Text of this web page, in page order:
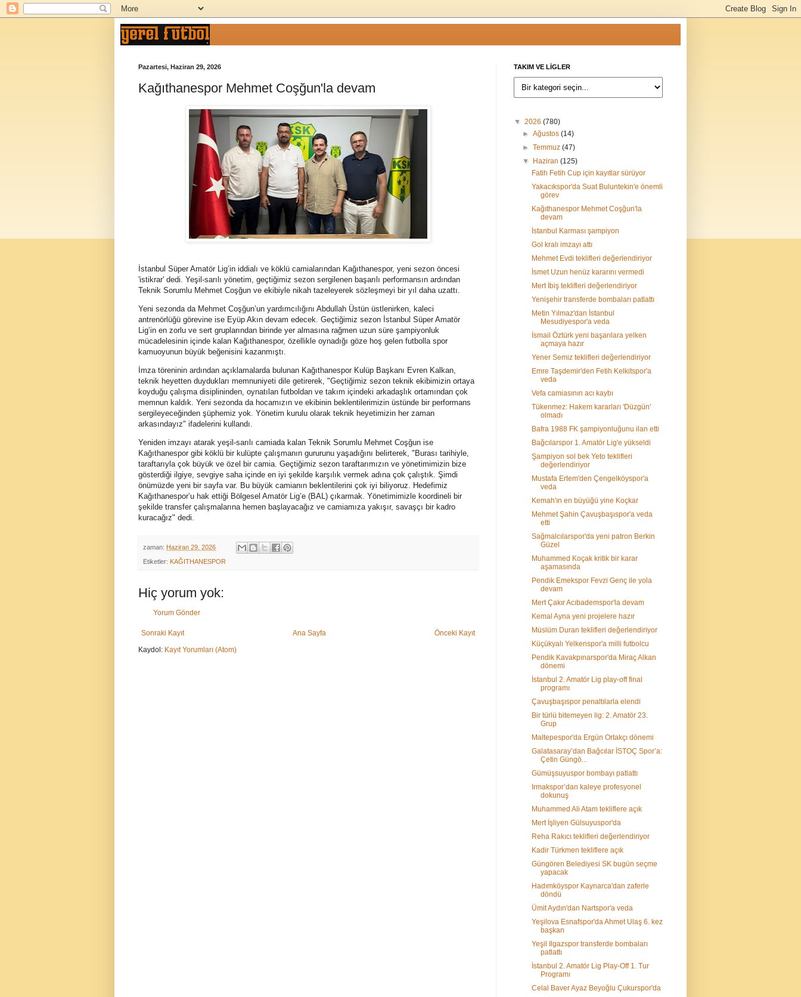
Pazartesi, Haziran 29, 2026
Kağıthanespor Mehmet Coşğun'la devam
İstanbul Süper Amatör Lig’in iddialı ve köklü camialarından Kağıthanespor, yeni sezon öncesi
'istikrar' dedi. Yeşil-sarılı yönetim, geçtiğimiz sezon sergilenen başarılı performansın ardından
Teknik Sorumlu Mehmet Coşğun ve ekibiyle nikah tazeleyerek sözleşmeyi bir yıl daha uzattı.
Yeni sezonda da Mehmet Coşğun’un yardımcılığını Abdullah Üstün üstlenirken, kaleci
antrenörlüğü görevine ise Eyüp Akın devam edecek. Geçtiğimiz sezon İstanbul Süper Amatör
Lig’in en zorlu ve sert gruplarından birinde yer almasına rağmen uzun süre şampiyonluk
mücadelesinin içinde kalan Kağıthanespor, özellikle oynadığı göze hoş gelen futbolla spor
kamuoyunun büyük beğenisini kazanmıştı.
İmza töreninin ardından açıklamalarda bulunan Kağıthanespor Kulüp Başkanı Evren Kalkan,
teknik heyetten duydukları memnuniyeti dile getirerek, "Geçtiğimiz sezon teknik ekibimizin ortaya
koyduğu çalışma disiplininden, oynatılan futboldan ve takım içindeki arkadaşlık ortamından çok
memnun kaldık. Yeni sezonda da hocamızın ve ekibinin beklentilerimizin üstünde bir performans
sergileyeceğinden şüphemiz yok. Yönetim kurulu olarak teknik heyetimizin her zaman
arkasındayız" ifadelerini kullandı.
Yeniden imzayı atarak yeşil-sarılı camiada kalan Teknik Sorumlu Mehmet Coşğun ise
Kağıthanespor gibi köklü bir kulüpte çalışmanın gururunu yaşadığını belirterek, "Burası tarihiyle,
taraftarıyla çok büyük ve özel bir camia. Geçtiğimiz sezon taraftarımızın ve yönetimimizin bize
gösterdiği ilgiye, sevgiye saha içinde en iyi şekilde karşılık vermek adına çok çalıştık. Şimdi
önümüzde yeni bir sayfa var. Bu büyük camianın beklentilerini çok iyi biliyoruz. Hedefimiz
Kağıthanespor’u hak ettiği Bölgesel Amatör Lig’e (BAL) çıkarmak. Yönetimimizle koordineli bir
şekilde transfer çalışmalarına hemen başlayacağız ve camiamıza yakışır, savaşçı bir kadro
kuracağız" dedi.
zaman: Haziran 29, 2026
Etiketler: KAĞITHANESPOR
Hiç yorum yok:
Yorum Gönder
Sonraki Kayıt Önceki Kayıt
Ana Sayfa
Kaydol: Kayıt Yorumları (Atom)
TAKIM VE LİGLER
▼ 2026 (780)
►Ağustos(14)
►Temmuz(47)
▼
Haziran(125)
Fatih Fetih Cup için kayıtlar sürüyor
Yakacıkspor'da Suat Buluntekin'e önemli
görev
Kağıthanespor Mehmet Coşğun'la
devam
İstanbul Karması şampiyon
Gol kralı imzayı attı
Mehmet Evdi teklifleri değerlendiriyor
İsmet Uzun henüz kararını vermedi
Mert İbiş teklifleri değerlendiriyor
Yenişehir transferde bombaları patlattı
Metin Yılmaz'dan İstanbul
Mesudiyespor'a veda
İsmail Öztürk yeni başarılara yelken
açmaya hazır
Yener Semiz teklifleri değerlendiriyor
Emre Taşdemir'den Fetih Kelkitspor'a
veda
Vefa camiasının acı kaybı
Tükenmez: Hakem kararları 'Düzgün'
olmadı
Bafra 1988 FK şampiyonluğunu ilan etti
Bağcılarspor 1. Amatör Lig'e yükseldi
Şampiyon sol bek Yeto teklifleri
değerlendiriyor
Mustafa Ertem'den Çengelköyspor'a
veda
Kemah'ın en büyüğü yine Koçkar
Mehmet Şahin Çavuşbaşıspor'a veda
etti
Sağmalcılarspor'da yeni patron Berkin
Güzel
Muhammed Koçak kritik bir karar
aşamasında
Pendik Emekspor Fevzi Genç ile yola
devam
Mert Çakır Acıbademspor'la devam
Kemal Ayna yeni projelere hazır
Müslüm Duran teklifleri değerlendiriyor
Küçükyalı Yelkenspor'a milli futbolcu
Pendik Kavakpınarspor'da Miraç Alkan
dönemi
İstanbul 2. Amatör Lig play-off final
programı
Çavuşbaşıspor penaltılarla elendi
Bir türlü bitemeyen lig: 2. Amatör 23.
Grup
Maltepespor'da Ergün Ortakçı dönemi
Galatasaray’dan Bağcılar İSTOÇ Spor’a:
Çetin Güngö...
Gümüşsuyuspor bombayı patlattı
Irmakspor’dan kaleye profesyonel
dokunuş
Muhammed Ali Atam tekliflere açık
Mert İşliyen Gülsuyuspor'da
Reha Rakıcı teklifleri değerlendiriyor
Kadir Türkmen tekliflere açık
Güngören Belediyesi SK bugün seçme
yapacak
Hadımköyspor Kaynarca'dan zaferle
döndü
Ümit Aydın'dan Nartspor'a veda
Yeşilova Esnafspor'da Ahmet Ulaş 6. kez
başkan
Yeşil Ilgazspor transferde bombaları
patlattı
İstanbul 2. Amatör Lig Play-Off 1. Tur
Programı
Celal Baver Ayaz Beyoğlu Çukurspor'da